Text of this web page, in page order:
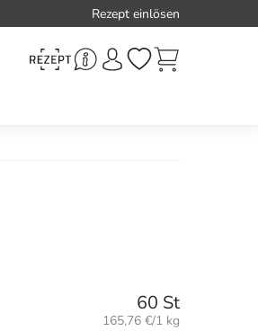
Rezept einlösen
60 St
Grundpreis:
165,76 €/1 kg